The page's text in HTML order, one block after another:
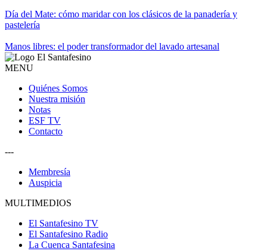
Día del Mate: cómo maridar con los clásicos de la panadería y
pastelería
Manos libres: el poder transformador del lavado artesanal
MENU
Quiénes Somos
Nuestra misión
Notas
ESF TV
Contacto
---
Membresía
Auspicia
MULTIMEDIOS
El Santafesino TV
El Santafesino Radio
La Cuenca Santafesina